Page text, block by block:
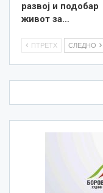
развој и подобар
живот за…
ПТРЕТХ СЛЕДНО